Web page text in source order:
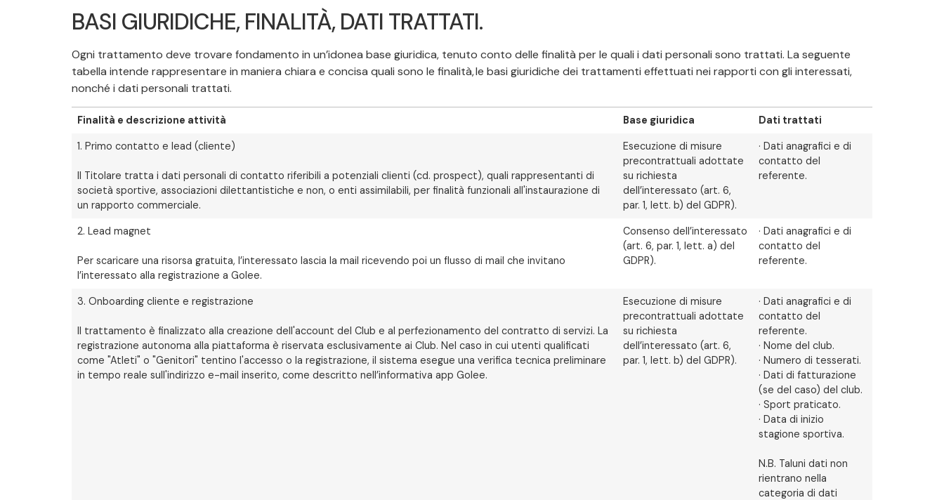
BASI GIURIDICHE, FINALITÀ, DATI TRATTATI.
Ogni trattamento deve trovare fondamento in un’idonea base giuridica, tenuto conto delle finalità per le quali i dati personali sono trattati. La seguente
tabella intende rappresentare in maniera chiara e concisa quali sono le finalità, le basi giuridiche dei trattamenti effettuati nei rapporti con gli interessati,
nonché i dati personali trattati.
Finalità e descrizione attività Base giuridica Dati trattati
1. Primo contatto e lead (cliente)
Il Titolare tratta i dati personali di contatto riferibili a potenziali clienti (cd. prospect), quali rappresentanti di
società sportive, associazioni dilettantistiche e non, o enti assimilabili, per finalità funzionali all'instaurazione di
un rapporto commerciale.
Esecuzione di misure
precontrattuali adottate
su richiesta
dell’interessato (art. 6,
par. 1, lett. b) del GDPR).
· Dati anagrafici e di
contatto del
referente.
2. Lead magnet
Per scaricare una risorsa gratuita, l’interessato lascia la mail ricevendo poi un flusso di mail che invitano
l’interessato alla registrazione a Golee.
Consenso dell’interessato
(art. 6, par. 1, lett. a) del
GDPR).
· Dati anagrafici e di
contatto del
referente.
3. Onboarding cliente e registrazione
Il trattamento è finalizzato alla creazione dell'account del Club e al perfezionamento del contratto di servizi. La
registrazione autonoma alla piattaforma è riservata esclusivamente ai Club. Nel caso in cui utenti qualificati
come "Atleti" o "Genitori" tentino l'accesso o la registrazione, il sistema esegue una verifica tecnica preliminare
in tempo reale sull'indirizzo e-mail inserito, come descritto nell’informativa app Golee.
Esecuzione di misure
precontrattuali adottate
su richiesta
dell’interessato (art. 6,
par. 1, lett. b) del GDPR).
· Dati anagrafici e di
contatto del
referente.
· Nome del club.
· Numero di tesserati.
· Dati di fatturazione
(se del caso) del club.
· Sport praticato.
· Data di inizio
stagione sportiva.
N.B. Taluni dati non
rientrano nella
categoria di dati